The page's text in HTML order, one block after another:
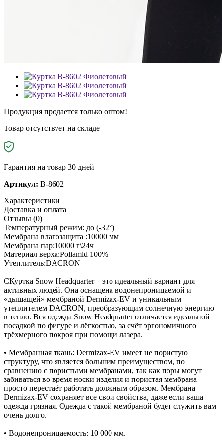
Продукция продается только оптом!
Товар отсутствует на складе
Гарантия на товар 30 дней
Артикул: B-8602
Характеристики
Доставка и оплата
Отзывы (0)
Температурный режим: до (-32°)
Мембрана влагозащита :10000 мм
Мембрана пар:10000 г\24ч
Материал верха:Poliamid 100%
Утеплитель:DACRON
CКуртка Snow Headquarter – это идеальный вариант для
активных людей. Она оснащена водонепроницаемой и
«дышащей» мембраной Dermizax-EV и уникальным
утеплителем DACRON, преобразующим солнечную энергию
в тепло. Вся одежда Snow Headquarter отличается идеальной
посадкой по фигуре и лёгкостью, за счёт эргономичного
трёхмерного покроя при помощи лазера.
• Мембранная ткань: Dermizax-EV имеет не пористую
структуру, что является большим преимуществом, по
сравнению с пористыми мембранами, так как поры могут
забиваться во время носки изделия и пористая мембрана
просто перестаёт работать должным образом. Мембрана
Dermizax-EV сохраняет все свои свойства, даже если ваша
одежда грязная. Одежда с такой мембраной будет служить вам
очень долго.
• Водонепроницаемость: 10 000 мм.